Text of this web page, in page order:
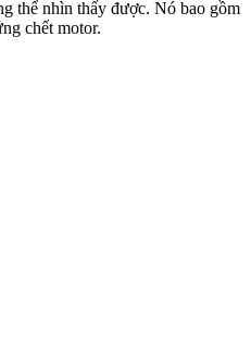
thể nhìn thấy được. Nó bao gồm
chết motor.